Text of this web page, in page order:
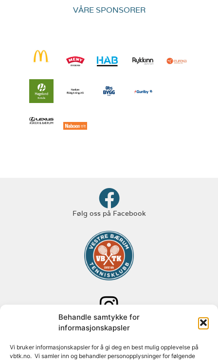
Behandle samtykke for
informasjonskapsler
Vi bruker informasjonskapsler for å gi deg en best mulig opplevelse på
vbtk.no. Vi samler inn og behandler personopplysninger for følgende
VÅRE SPONSORER
Følg oss på Facebook
Følg oss på Instagram
Adresse: Paal Bergs vei 125
1348 Rykkinn